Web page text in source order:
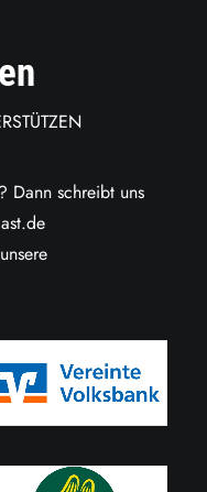
Dann schreibt uns